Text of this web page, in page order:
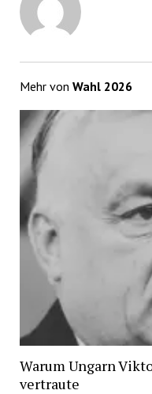
Mehr von Wahl 2026
Warum Ungarn
vertraute